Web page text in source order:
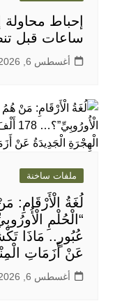
إحباط محاولة
ساعات قبل
أغسطس 6, 2026
ملفات ساخنة
لُغَةُ الْأَرْقَامِ:
عُبُورٍ.. مَاذَا
عَنْ أَزَمَاتِ
أغسطس 6, 2026